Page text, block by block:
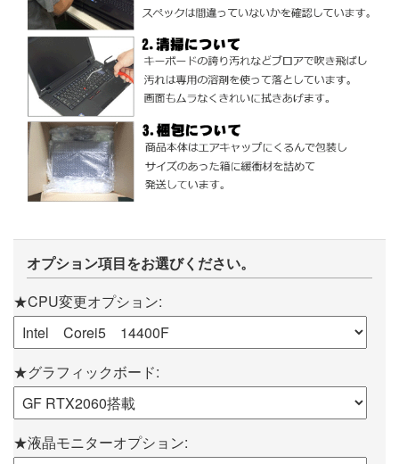
オプション項目をお選びください。
★CPU変更オプション:
★グラフィックボード:
★液晶モニターオプション: